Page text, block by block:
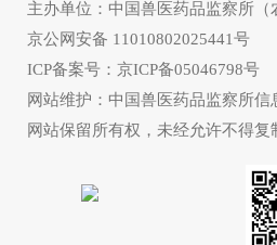
主办单位：中国兽医药品监察所（
京公网安备 11010802025441号
ICP备案号：京ICP备05046798号
网站维护：中国兽医药品监察所信
网站保留所有权，未经允许不得复